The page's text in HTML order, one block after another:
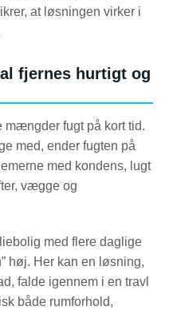
at løsningen virker i
fjernes hurtigt og
fugt på kort tid.
med, ender fugten på
med kondens, lugt
vægge og
med flere daglige
høj. Her kan en løsning,
falde igennem i en travl
både rumforhold,